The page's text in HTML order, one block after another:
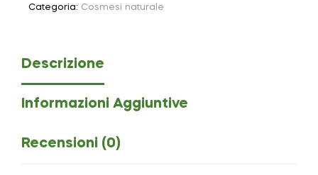
Categoria: Cosmesi naturale
Descrizione
Informazioni Aggiuntive
Recensioni (0)